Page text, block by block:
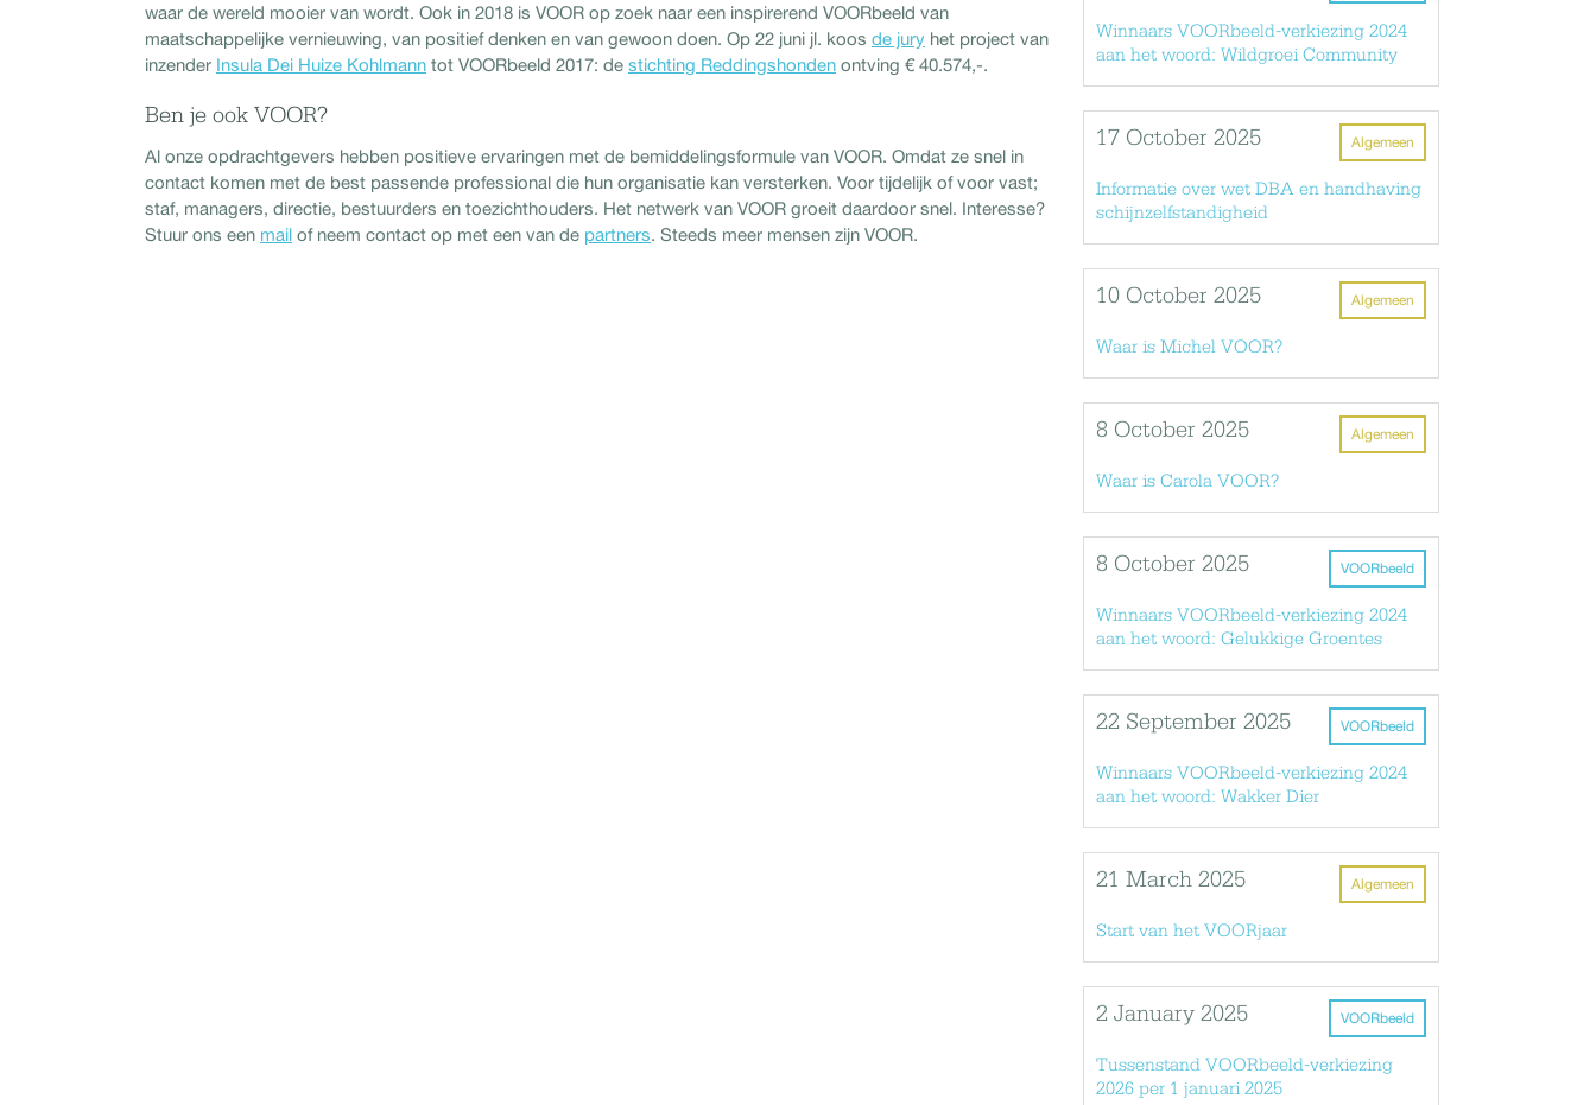
waar de wereld mooier van wordt. Ook in 2018 is VOOR op zoek naar een inspirerend VOORbeeld van
maatschappelijke vernieuwing, van positief denken en van gewoon doen. Op 22 juni jl. koos de jury het project van
inzender Insula Dei Huize Kohlmann tot VOORbeeld 2017: de stichting Reddingshonden ontving € 40.574,-.
Ben je ook VOOR?
Al onze opdrachtgevers hebben positieve ervaringen met de bemiddelingsformule van VOOR. Omdat ze snel in
contact komen met de best passende professional die hun organisatie kan versterken. Voor tijdelijk of voor vast;
staf, managers, directie, bestuurders en toezichthouders. Het netwerk van VOOR groeit daardoor snel. Interesse?
Stuur ons een mail of neem contact op met een van de partners. Steeds meer mensen zijn VOOR.
Winnaars VOORbeeld-verkiezing 2024
aan het woord: Wildgroei Community
Algemeen
17 October 2025
Informatie over wet DBA en handhaving
schijnzelfstandigheid
Algemeen
10 October 2025
Waar is Michel VOOR?
Algemeen
8 October 2025
Waar is Carola VOOR?
VOORbeeld
8 October 2025
Winnaars VOORbeeld-verkiezing 2024
aan het woord: Gelukkige Groentes
VOORbeeld
22 September 2025
Winnaars VOORbeeld-verkiezing 2024
aan het woord: Wakker Dier
Algemeen
21 March 2025
Start van het VOORjaar
VOORbeeld
2 January 2025
Tussenstand VOORbeeld-verkiezing
2026 per 1 januari 2025